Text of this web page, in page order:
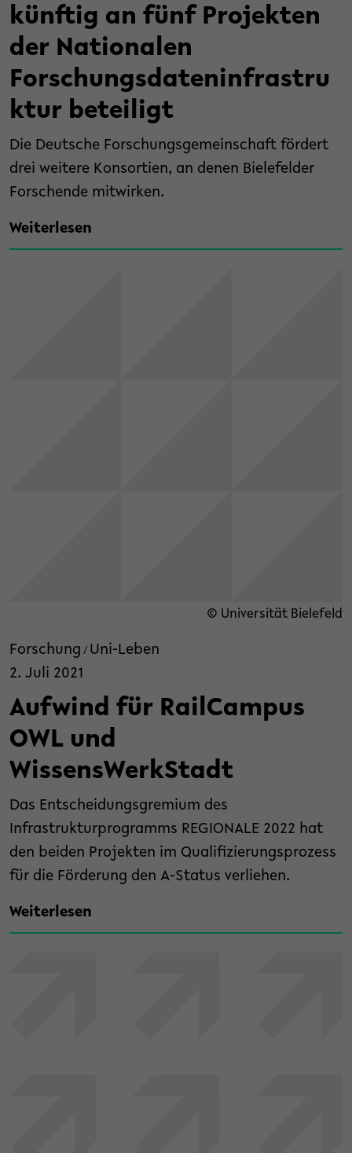
künftig an fünf Projekten
der Nationalen
Forschungsdateninfrastru
ktur beteiligt
Die Deutsche Forschungsgemeinschaft fördert
drei weitere Konsortien, an denen Bielefelder
Forschende mitwirken.
Weiterlesen
© Universität Bielefeld
Forschung / Uni-Leben
2. Juli 2021
Aufwind für RailCampus
OWL und
WissensWerkStadt
Das Entscheidungsgremium des
Infrastrukturprogramms REGIONALE 2022 hat
den beiden Projekten im Qualifizierungsprozess
für die Förderung den A-Status verliehen.
Weiterlesen